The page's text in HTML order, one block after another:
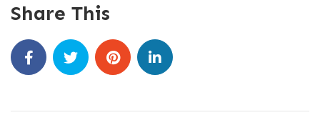
Share This